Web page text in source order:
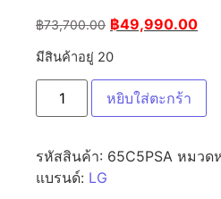
฿73,700.00 ฿49,990.00
มีสินค้าอยู่ 20
หยิบใส่ตะกร้า
รหัสสินค้า: 65C5PSA หมวด
แบรนด์: LG